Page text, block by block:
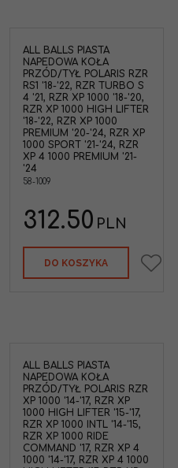
ALL BALLS PIASTA
NAPEDOWA KOŁA
PRZÓD/TYŁ POLARIS RZR
RS1 '18-'22, RZR TURBO S
4 '21, RZR XP 1000 '18-'20,
RZR XP 1000 HIGH LIFTER
'18-'22, RZR XP 1000
PREMIUM '20-'24, RZR XP
1000 SPORT '21-'24, RZR
XP 4 1000 PREMIUM '21-
'24
58-1009
312.50 PLN
DO KOSZYKA
ALL BALLS PIASTA
NAPEDOWA KOŁA
PRZÓD/TYŁ POLARIS RZR
XP 1000 '14-'17, RZR XP
1000 HIGH LIFTER '15-'17,
RZR XP 1000 INTL '14-'15,
RZR XP 1000 RIDE
COMMAND '17, RZR XP 4
1000 '14-'17, RZR XP 4 1000